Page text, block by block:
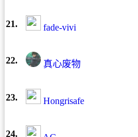
21. fade-vivi
22. 真心废物
23. Hongrisafe
24.